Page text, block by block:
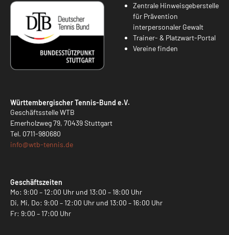
Zentrale Hinweisgeberstelle
für Prävention
interpersonaler Gewalt
Trainer- & Platzwart-Portal
Vereine finden
Württembergischer Tennis-Bund e.V.
Geschäftsstelle WTB
Emerholzweg 79, 70439 Stuttgart
Tel. 0711-980680
info@wtb-tennis.de
Geschäftszeiten
Mo: 9:00 – 12:00 Uhr und 13:00 – 18:00 Uhr
Di, Mi, Do: 9:00 – 12:00 Uhr und 13:00 – 16:00 Uhr
Fr: 9:00 – 17:00 Uhr